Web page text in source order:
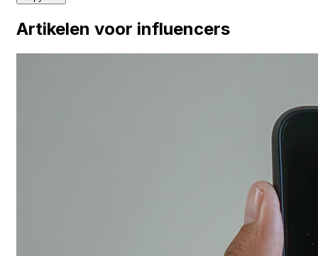
Artikelen voor influencers